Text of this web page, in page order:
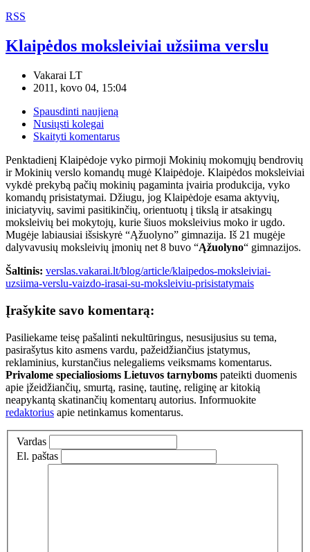
RSS
Klaipėdos moksleiviai užsiima verslu
Vakarai LT
2011, kovo 04, 15:04
Spausdinti naujieną
Nusiųsti kolegai
Skaityti komentarus
Penktadienį Klaipėdoje vyko pirmoji Mokinių mokomųjų bendrovių
ir Mokinių verslo komandų mugė Klaipėdoje. Klaipėdos moksleiviai
vykdė prekybą pačių mokinių pagaminta įvairia produkcija, vyko
komandų prisistatymai. Džiugu, jog Klaipėdoje esama aktyvių,
iniciatyvių, savimi pasitikinčių, orientuotų į tikslą ir atsakingų
moksleivių bei mokytojų, kurie šiuos moksleivius moko ir ugdo.
Mugėje labiausiai išsiskyrė “Ąžuolyno” gimnazija. Iš 21 mugėje
dalyvavusių moksleivių įmonių net 8 buvo “Ąžuolyno“ gimnazijos.
Šaltinis: verslas.vakarai.lt/blog/article/klaipedos-moksleiviai-
uzsiima-verslu-vaizdo-irasai-su-moksleiviu-prisistatymais
Įrašykite savo komentarą:
Pasiliekame teisę pašalinti nekultūringus, nesusijusius su tema,
pasirašytus kito asmens vardu, pažeidžiančius įstatymus,
reklaminius, kurstančius nelegaliems veiksmams komentarus.
Privalome specialiosioms Lietuvos tarnyboms pateikti duomenis
apie įžeidžiančių, smurtą, rasinę, tautinę, religinę ar kitokią
neapykantą skatinančių komentarų autorius. Informuokite
redaktorius apie netinkamus komentarus.
Vardas
El. paštas